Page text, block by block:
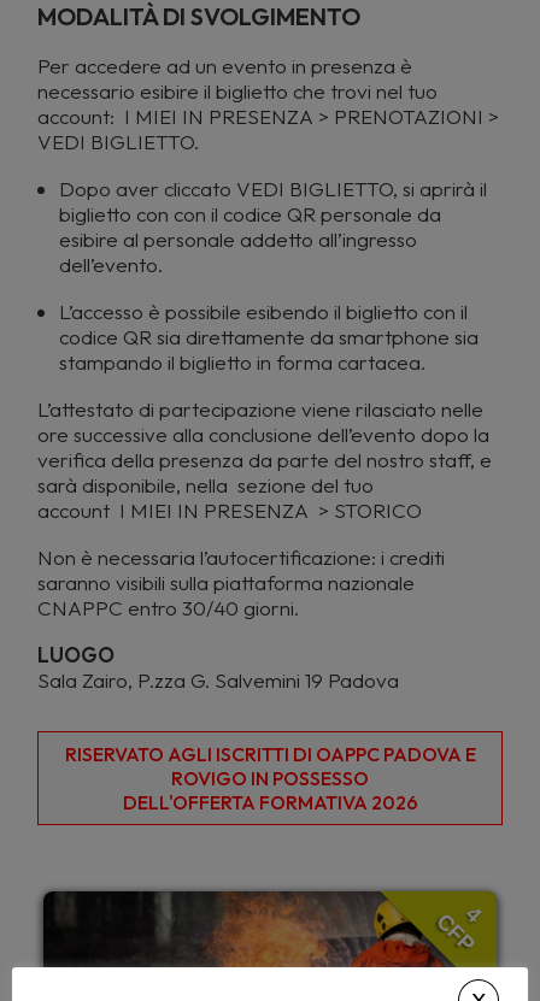
MODALITÀ DI SVOLGIMENTO
Per accedere ad un evento in presenza è
necessario esibire il biglietto che trovi nel tuo
account: I MIEI IN PRESENZA > PRENOTAZIONI >
VEDI BIGLIETTO.
Dopo aver cliccato VEDI BIGLIETTO, si aprirà il
biglietto con con il codice QR personale da
esibire al personale addetto all’ingresso
dell’evento.
L’accesso è possibile esibendo il biglietto con il
codice QR sia direttamente da smartphone sia
stampando il biglietto in forma cartacea.
L’attestato di partecipazione viene rilasciato nelle
ore successive alla conclusione dell’evento dopo la
verifica della presenza da parte del nostro staff, e
sarà disponibile, nella sezione del tuo
account I MIEI IN PRESENZA > STORICO
Non è necessaria l’autocertificazione: i crediti
saranno visibili sulla piattaforma nazionale
CNAPPC entro 30/40 giorni.
LUOGO
Sala Zairo, P.zza G. Salvemini 19 Padova
RISERVATO AGLI ISCRITTI DI OAPPC PADOVA E
ROVIGO IN POSSESSO
DELL'OFFERTA FORMATIVA 2026
4
CFP